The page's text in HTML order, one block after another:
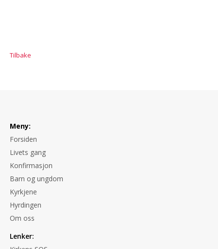
Tilbake
Meny:
Forsiden
Livets gang
Konfirmasjon
Barn og ungdom
Kyrkjene
Hyrdingen
Om oss
Lenker: